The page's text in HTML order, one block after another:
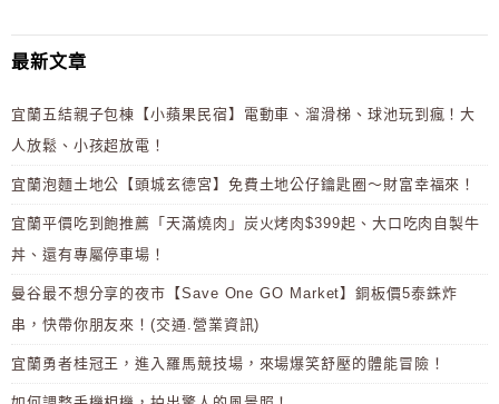
最新文章
宜蘭五結親子包棟【小蘋果民宿】電動車、溜滑梯、球池玩到瘋！大
人放鬆、小孩超放電！
宜蘭泡麵土地公【頭城玄德宮】免費土地公仔鑰匙圈～財富幸福來！
宜蘭平價吃到飽推薦「天滿燒肉」炭火烤肉$399起、大口吃肉自製牛
丼、還有專屬停車場！
曼谷最不想分享的夜市【Save One GO Market】銅板價5泰銖炸
串，快帶你朋友來！(交通.營業資訊)
宜蘭勇者桂冠王，進入羅馬競技場，來場爆笑舒壓的體能冒險！